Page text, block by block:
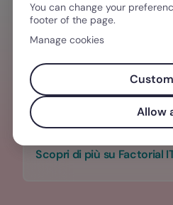
LA TUA AZIENDA È
Centralizza dispositivi
automatizza le policy
preparati al meglio
NIS2 e affrontare gli
Scopri di più su Factorial
You can change your
footer of the page.
Manage cookies
Allow